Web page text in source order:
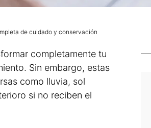
de cuidado y conservación
completamente tu
Sin embargo, estas
como lluvia, sol
si no reciben el